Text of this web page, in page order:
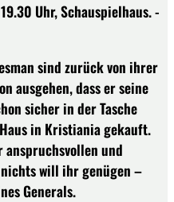
Uhr, Schauspielhaus. -
sind zurück von ihrer
ausgehen, dass er seine
sicher in der Tasche
in Kristiania gekauft.
und
will ihr genügen –
Generals.